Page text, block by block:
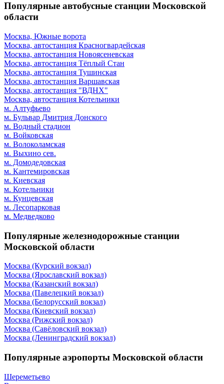
Популярные автобусные станции Московской
области
Москва, Южные ворота
Москва, автостанция Красногвардейская
Москва, автостанция Новоясеневская
Москва, автостанция Тёплый Стан
Москва, автостанция Тушинская
Москва, автостанция Варшавская
Москва, автостанция "ВДНХ"
Москва, автостанция Котельники
м. Алтуфьево
м. Бульвар Дмитрия Донского
м. Водный стадион
м. Войковская
м. Волоколамская
м. Выхино сев.
м. Домодедовская
м. Кантемировская
м. Киевская
м. Котельники
м. Кунцевская
м. Лесопарковая
м. Медведково
Популярные железнодорожные станции
Московской области
Москва (Курский вокзал)
Москва (Ярославский вокзал)
Москва (Казанский вокзал)
Москва (Павелецкий вокзал)
Москва (Белорусский вокзал)
Москва (Киевский вокзал)
Москва (Рижский вокзал)
Москва (Савёловский вокзал)
Москва (Ленинградский вокзал)
Популярные аэропорты Московской области
Шереметьево